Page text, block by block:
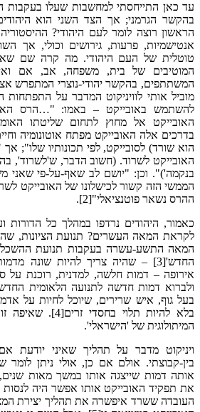
עד כאן התייחסתי למחשבות שעלו בעקבות
בהקשר הגרמני; אך הצד השני הוא
הראשון רוצה לומר לעם היהודי?
אנטישמיות, פרעות, גירושים וכולי, אך
טוטלית של העם היהודי. מה קרה שם
המוטיבים של בית, משפחה, אב, אם
המשתתפים, בהקשר יהודי-נוצרי המתפרש
מוביל אותי לוויניקוט המדבר על התפתחות
להשתמש באובייקט – באמו: "…הרס
האובייקט אל מחוץ לתחום שליטתו
בדרכים אלה האובייקט מפתח אוטונומיה
הוא שורד) לסובייקט, לפי תכונותיו שלו"; אך
האובייקט לשרוד. (חשוב הדבר, ש'לשרוד',
בנקמה')". וכן: "יושם לב שאף-על-פי
הממשי הזה קשור לכישלונו של האובייקט
ההרס נשאר פוטנציאלי"[2].
כאמור, היהודים נרדפו במהלך כל הדורות
לקראת המאה העשרים? תנועת הציונות,
המאה התשע-עשרה בעקבות תנועת
החדש'[3] – שהיה צריך להיות שונה
אירופה – דמות חלשה, למדנית, רוכנת על
ולברוא דמות חדשה לתנועה הלאומית
בעל גוף, איש שרירים, שיוכל לחיות על
בלא להיות תלוי
המיתולוגית של 'הישראלי'.
ויניקוט מדבר על תהליך שאיני יודעת
בין-קבוצתי. אולם אם כן, אולי ניתן לומר
אותה דמות שייצגה אותו במשך מאות
את תפקיד האובייקט אותו אפשר היה
העובדה ששרד איפשרה את תהליך יצירת